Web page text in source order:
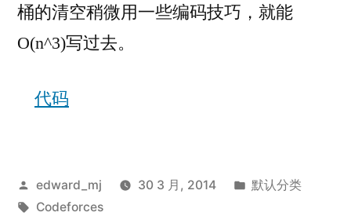
桶的清空稍微用一些编码技巧，就能
O(n^3)写过去。
代码
发
布
edward_mj 30 3 月, 2014
发
默认分类
标
Codeforces